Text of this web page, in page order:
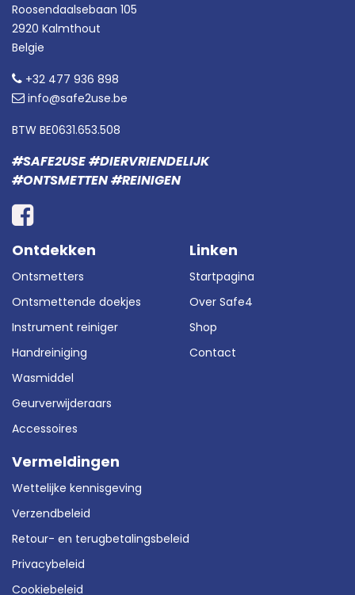
Ontdekken
Ontsmetters
Ontsmettende doekjes
Instrument reiniger
Handreiniging
Wasmiddel
Geurverwijderaars
Accessoires
Linken
Startpagina
Over Safe4
Shop
Contact
Vermeldingen
Wettelijke kennisgeving
Verzendbeleid
Retour- en terugbetalingsbeleid
Privacybeleid
Cookiebeleid
Roosendaalsebaan 105
2920 Kalmthout
Belgie
+32 477 936 898
info@safe2use.be
BTW BE0631.653.508
#SAFE2USE #DIERVRIENDELIJK
#ONTSMETTEN #REINIGEN